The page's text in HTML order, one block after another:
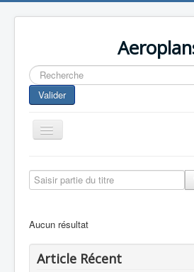
Rechercher
Valider
Toggle
Navigation
Aviation Commerciale
Europespace
Saisir partie du titre
Aucun résultat
Article Récent